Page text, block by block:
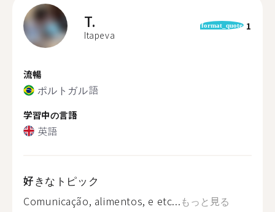
T.
Itapeva
format_quote 1
流暢
ポルトガル語
学習中の言語
英語
好きなトピック
Comunicação, alimentos, e etc...もっと見る